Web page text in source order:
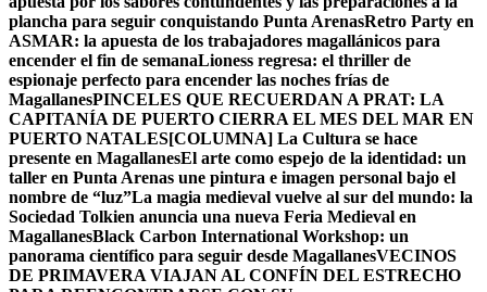
plancha para seguir conquistando Punta ArenasRetro Party en
ASMAR: la apuesta de los trabajadores magallánicos para
encender el fin de semanaLioness regresa: el thriller de
espionaje perfecto para encender las noches frías de
MagallanesPINCELES QUE RECUERDAN A PRAT: LA
CAPITANÍA DE PUERTO CIERRA EL MES DEL MAR EN
PUERTO NATALES[COLUMNA] La Cultura se hace
presente en MagallanesEl arte como espejo de la identidad: un
taller en Punta Arenas une pintura e imagen personal bajo el
nombre de “luz”La magia medieval vuelve al sur del mundo: la
Sociedad Tolkien anuncia una nueva Feria Medieval en
MagallanesBlack Carbon International Workshop: un
panorama científico para seguir desde MagallanesVECINOS
DE PRIMAVERA VIAJAN AL CONFÍN DEL ESTRECHO